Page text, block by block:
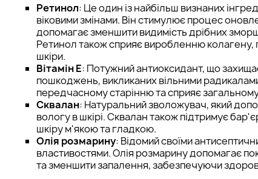
Ретинол: Це один із найбільш визнаних
віковими змінами. Він стимулює процес
допомагає зменшити видимість дрібних
Ретинол також сприяє виробленню колагену,
шкіри.
Вітамін E: Потужний антиоксидант, що
пошкоджень, викликаних вільними
передчасному старінню та сприяє
Сквалан: Натуральний зволожувач, який
вологу в шкірі. Сквалан також підтримує
шкіру м'якою та гладкою.
Олія розмарину: Відомий своїми
властивостями. Олія розмарину допомагає
та зменшити запалення, забезпечуючи